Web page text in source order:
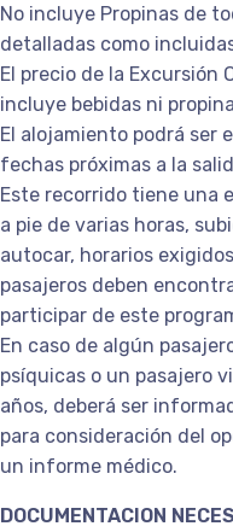
No incluye Propinas de
detalladas como
El precio de la Excursión
incluye bebidas ni
El alojamiento podrá ser
fechas próximas a la
Este recorrido tiene una
a pie de varias horas,
autocar, horarios
pasajeros deben
participar de este
En caso de algún
psíquicas o un pasajero
años, deberá ser
para consideración del
un informe médico.
DOCUMENTACION